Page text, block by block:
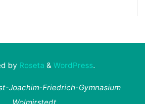
by Roseta & WordPress.
Joachim-Friedrich-Gymnasium